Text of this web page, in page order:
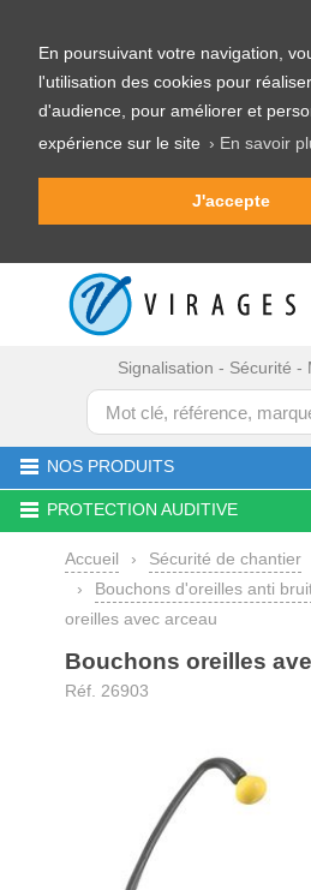
En poursuivant votre navigation,
l'utilisation des cookies pour
d'audience, pour améliorer et
expérience sur le site › En savoir
J'accepte
Signalisation - Sécurité -
NOS PRODUITS
PROTECTION AUDITIVE
Accueil › Sécurité de chantier
›
Bouchons d'oreilles anti
oreilles avec arceau
Bouchons oreilles
Réf. 26903